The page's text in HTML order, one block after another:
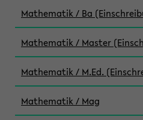
Mathematik / Ba
Mathematik / Master
Mathematik / M.Ed.
Mathematik / Mag